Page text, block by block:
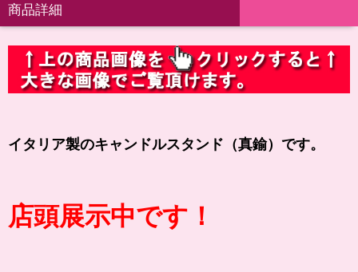
商品詳細
イタリア製のキャンドルスタンド（真鍮）です。
店頭展示中です！